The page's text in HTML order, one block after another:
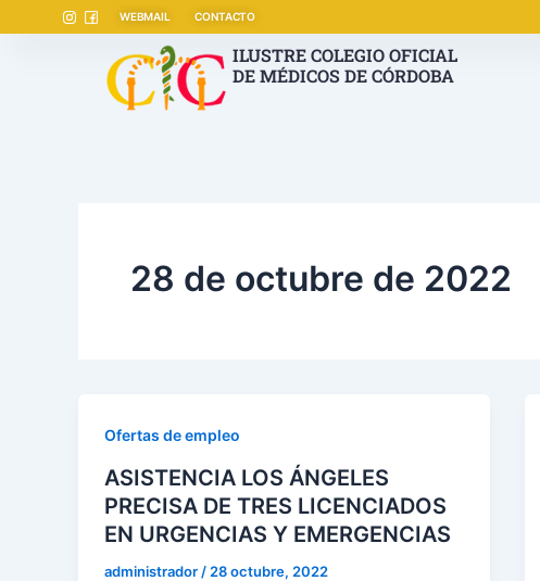
WEBMAIL CONTACTO
ILUSTRE COLEGIO OFICIAL
DE MÉDICOS DE CÓRDOBA
28 de octubre de 2022
Ofertas de empleo
ASISTENCIA LOS ÁNGELES
PRECISA DE TRES LICENCIADOS
EN URGENCIAS Y EMERGENCIAS
administrador / 28 octubre, 2022